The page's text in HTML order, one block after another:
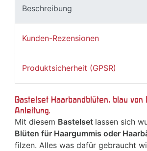
Beschreibung
Kunden-Rezensionen
Produktsicherheit (GPSR)
Bastelset Haarbandblüten, blau von
Anleitung.
Mit diesem Bastelset lassen sich
Blüten für Haargummis oder
filzen. Alles was dafür gebraucht